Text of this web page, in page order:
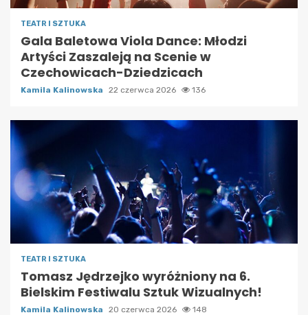
TEATR I SZTUKA
Gala Baletowa Viola Dance: Młodzi
Artyści Zaszaleją na Scenie w
Czechowicach-Dziedzicach
Kamila Kalinowska 22 czerwca 2026 136
TEATR I SZTUKA
Tomasz Jędrzejko wyróżniony na 6.
Bielskim Festiwalu Sztuk Wizualnych!
Kamila Kalinowska 20 czerwca 2026 148